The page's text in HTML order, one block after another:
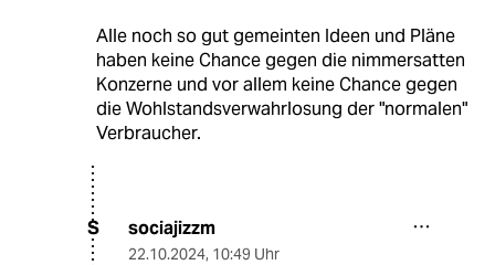
Alle noch so gut gemeinten Ideen und Pläne
haben keine Chance gegen die nimmersatten
Konzerne und vor allem keine Chance gegen
die Wohlstandsverwahrlosung der "normalen"
Verbraucher.
S sociajizzm
22.10.2024, 10:49 Uhr